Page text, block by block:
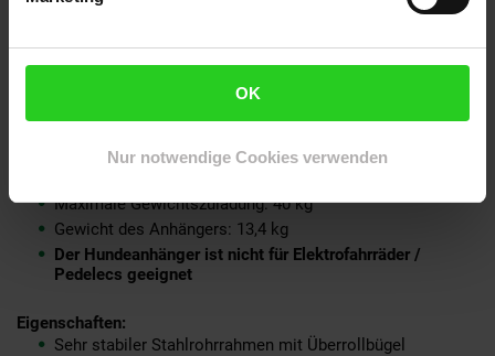
OK
Nur notwendige Cookies verwenden
zusammengeklappt und für die Reise verstaut werden. So
unbeschwert die Natur.
Gesamtmaße: ca. 130 x 73 x 94 cm (LxBxH)
Maße Innenraum: ca. 65 x 55 x 78 cm (HxBxT)
Maximale Gewichtszuladung: 40 kg
Gewicht des Anhängers: 13,4 kg
Der Hundeanhänger ist nicht für Elektrofahrräder /
Pedelecs geeignet
Eigenschaften:
Sehr stabiler Stahlrohrrahmen mit Überrollbügel